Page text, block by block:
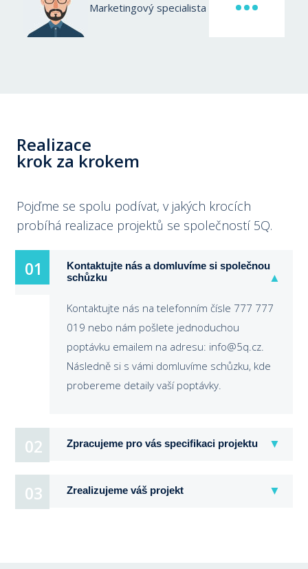
Marketingový specialista
Realizace
krok za krokem
Pojďme se spolu podívat, v jakých krocích
probíhá realizace projektů se společností 5Q.
01
Kontaktujte nás a domluvíme si společnou
schůzku
01
Kontaktujte nás na telefonním čísle 777 777
019 nebo nám pošlete jednoduchou
poptávku emailem na adresu: info@5q.cz.
Následně si s vámi domluvíme schůzku, kde
probereme detaily vaší poptávky.
02 Zpracujeme pro vás specifikaci projektu
03 Zrealizujeme váš projekt